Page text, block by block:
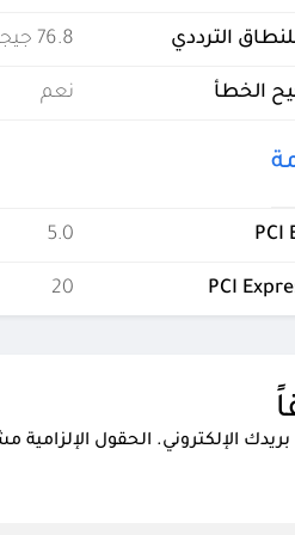
الترددي 76.8 جيجابايت في الثانية
الخطأ نعم
5.0
20
الإلكتروني. الحقول الإلزامية